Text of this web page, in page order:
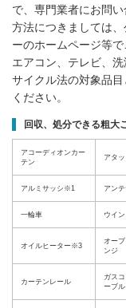
で、専門業者にお問
方法につきましては
ーのホームページ等
エアコン、テレビ、
サイクル法の対象品
ください。
回収、処分できる粗大
アコーディオンカー
テン
アタ
アルミサッシ※1 アンテ
一輪車 ウイ
オイルヒーター※3
オー
ンジ
カーテンレール
ガス
ーブ